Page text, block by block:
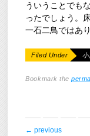
ういうことでも
ったでしょう。
一石二鳥ではあ
Filed Under
Bookmark the
post
← previous